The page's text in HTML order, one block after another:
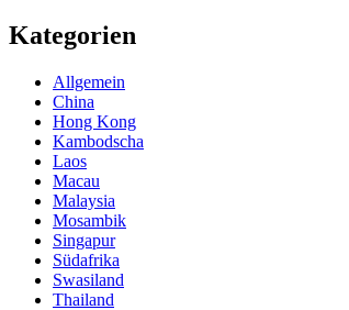
Kategorien
Allgemein
China
Hong Kong
Kambodscha
Laos
Macau
Malaysia
Mosambik
Singapur
Südafrika
Swasiland
Thailand